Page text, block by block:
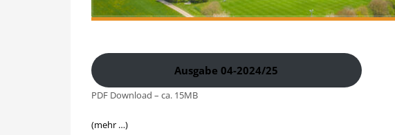
1 Login or create new account. 2 Review your order.
Ausgabe 04-2024/25
PDF Download – ca. 15MB
(mehr …)